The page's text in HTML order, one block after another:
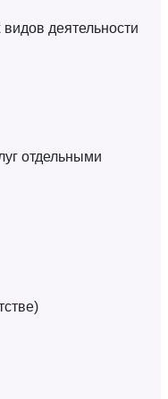
деятельности
отдельными